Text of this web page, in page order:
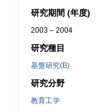
研究期間 (年度)
2003 – 2004
研究種目
基盤研究(B)
研究分野
教育工学